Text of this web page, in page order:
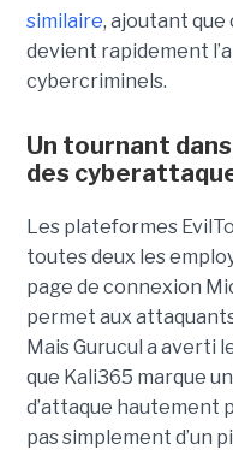
similaire, ajoutant
devient rapidement
cybercriminels.
Un tournant
des
Les plateformes
toutes deux les
page de connexion
permet aux
Mais Gurucul a averti
que Kali365 marque
d’attaque hautement
pas simplement d’un